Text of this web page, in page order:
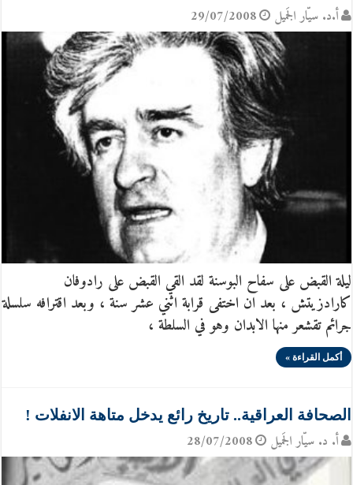
أ.د. سيّار الجَميل 29/07/2008
ليلة القبض على سفاح البوسنة لقد القي القبض على رادوفان
كارادزيتش ، بعد ان اختفى قرابة اثني عشر سنة ، وبعد اقترافه سلسلة
جرائم تقشعر منها الابدان وهو في السلطة ،
أكمل القراءة »
الصحافة العراقية.. تاريخ رائع يدخل متاهة الانفلات !
أ. د. سيّار الجَميل 28/07/2008